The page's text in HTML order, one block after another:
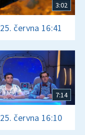
3:02
25. června 16:41
7:14
25. června 16:10